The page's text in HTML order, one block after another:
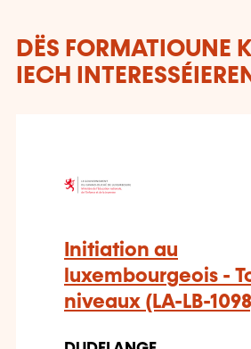
DËS FORMATIOUNE
IECH INTERESSÉIEREN
Initiation au
luxembourgeois -
niveaux (LA-LB-